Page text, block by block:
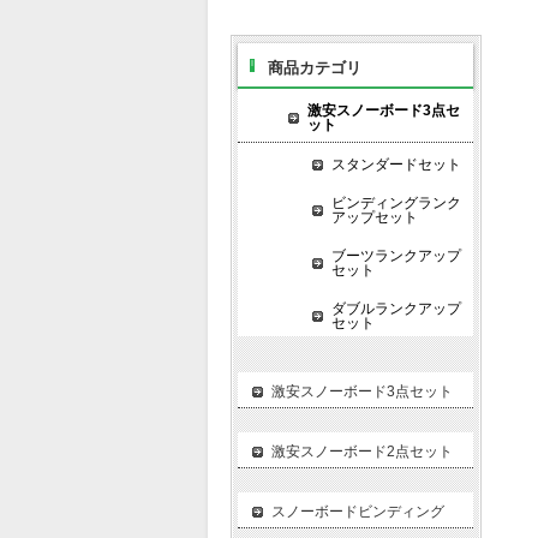
商品カテゴリ
激安スノーボード3点セ
ット
スタンダードセット
ビンディングランク
アップセット
ブーツランクアップ
セット
ダブルランクアップ
セット
激安スノーボード3点セット
激安スノーボード2点セット
スノーボードビンディング